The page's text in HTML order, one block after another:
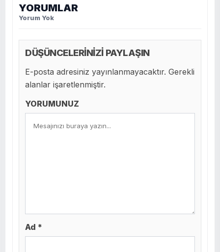
YORUMLAR
Yorum Yok
DÜŞÜNCELERİNİZİ PAYLAŞIN
E-posta adresiniz yayınlanmayacaktır. Gerekli
alanlar işaretlenmiştir.
YORUMUNUZ
Ad *